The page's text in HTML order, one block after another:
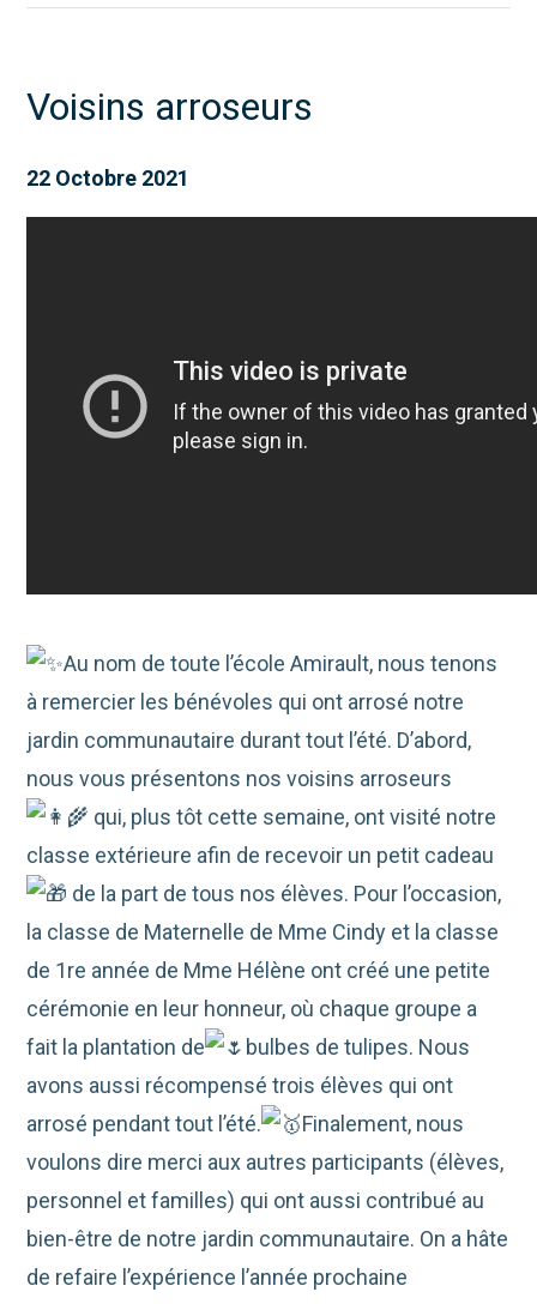
Voisins arroseurs
22 Octobre 2021
Au nom de toute l’école Amirault, nous tenons
à remercier les bénévoles qui ont arrosé notre
jardin communautaire durant tout l’été. D’abord,
nous vous présentons nos voisins arroseurs
qui, plus tôt cette semaine, ont visité notre
classe extérieure afin de recevoir un petit cadeau
de la part de tous nos élèves. Pour l’occasion,
la classe de Maternelle de Mme Cindy et la classe
de 1re année de Mme Hélène ont créé une petite
cérémonie en leur honneur, où chaque groupe a
fait la plantation de
bulbes de tulipes. Nous
avons aussi récompensé trois élèves qui ont
arrosé pendant tout l’été.
Finalement, nous
voulons dire merci aux autres participants (élèves,
personnel et familles) qui ont aussi contribué au
bien-être de notre jardin communautaire. On a hâte
de refaire l’expérience l’année prochaine